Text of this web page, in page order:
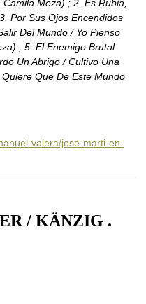
Meza) ; 2. Es Rubia,
Por Sus Ojos Encendidos
Del Mundo / Yo Pienso
; 5. El Enemigo Brutal
Un Abrigo / Cultivo Una
Que De Este Mundo
valera/jose-marti-en-
/ KÄNZIG .